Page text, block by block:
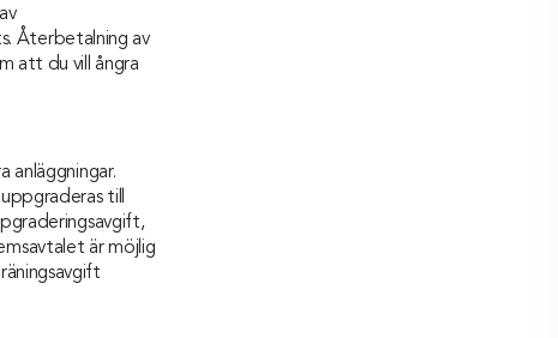
Återbetalning av
att du vill ångra
anläggningar.
till
är möjlig